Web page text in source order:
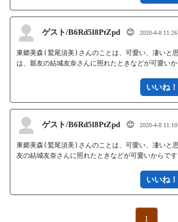
ゲスト/B6Rd5l8PtZpd 😊 2020-4-8 11:26
東郷美森(鷲尾須美)さんのことは、可愛い、凄いと
いいね
ゲスト/B6Rd5l8PtZpd 😊 2020-4-8 11:10
東郷美森(鷲尾須美)さんのことは、可愛い、凄いと
友の結城友奈さんに照れたときなどが可愛いからです
いいね
1